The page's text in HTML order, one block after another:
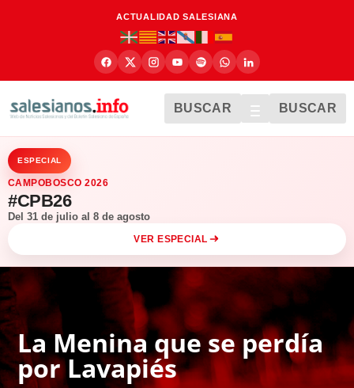
ACTUALIDAD SALESIANA
BUSCAR BUSCAR
ESPECIAL
CAMPOBOSCO 2026
#CPB26
Del 31 de julio al 8 de agosto
VER ESPECIAL
La Menina que se perdía
por Lavapiés